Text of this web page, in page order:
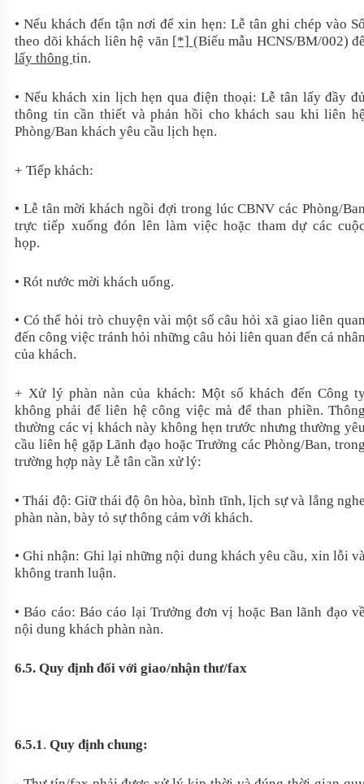
• Nếu khách đến tận nơi để xin hẹn: Lễ tân ghi chép vào
theo dõi khách liên hệ văn [*] (Biểu mẫu HCNS/BM/002)
lấy thông tin.
• Nếu khách xin lịch hẹn qua điện thoại: Lễ tân lấy đầy
thông tin cần thiết và phản hồi cho khách sau khi liên
Phòng/Ban khách yêu cầu lịch hẹn.
+ Tiếp khách:
• Lễ tân mời khách ngồi đợi trong lúc CBNV các Phòng/
trực tiếp xuống đón lên làm việc hoặc tham dự các
họp.
• Rót nước mời khách uống.
• Có thể hỏi trò chuyện vài một số câu hỏi xã giao liên
đến công việc tránh hỏi những câu hỏi liên quan đến cá
của khách.
+ Xử lý phàn nàn của khách: Một số khách đến Công
không phải để liên hệ công việc mà để than phiền.
thường các vị khách này không hẹn trước nhưng thường
cầu liên hệ gặp Lãnh đạo hoặc Trưởng các Phòng/Ban,
trường hợp này Lễ tân cần xử lý:
• Thái độ: Giữ thái độ ôn hòa, bình tĩnh, lịch sự và lắng
phàn nàn, bày tỏ sự thông cảm với khách.
• Ghi nhận: Ghi lại những nội dung khách yêu cầu, xin lỗi
không tranh luận.
• Báo cáo: Báo cáo lại Trưởng đơn vị hoặc Ban lãnh đạo
nội dung khách phàn nàn.
6.5. Quy định đối với giao/nhận thư/fax
6.5.1. Quy định chung: